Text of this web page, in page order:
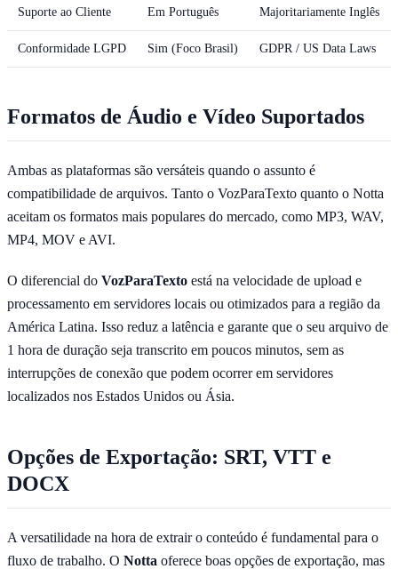
Suporte ao Cliente Em Português Majoritariamente Inglês
Conformidade LGPD Sim (Foco Brasil) GDPR / US Data Laws
Formatos de Áudio e Vídeo Suportados
Ambas as plataformas são versáteis quando o assunto é
compatibilidade de arquivos. Tanto o VozParaTexto quanto o Notta
aceitam os formatos mais populares do mercado, como MP3, WAV,
MP4, MOV e AVI.
O diferencial do VozParaTexto está na velocidade de upload e
processamento em servidores locais ou otimizados para a região da
América Latina. Isso reduz a latência e garante que o seu arquivo de
1 hora de duração seja transcrito em poucos minutos, sem as
interrupções de conexão que podem ocorrer em servidores
localizados nos Estados Unidos ou Ásia.
Opções de Exportação: SRT, VTT e
DOCX
A versatilidade na hora de extrair o conteúdo é fundamental para o
fluxo de trabalho. O Notta oferece boas opções de exportação, mas